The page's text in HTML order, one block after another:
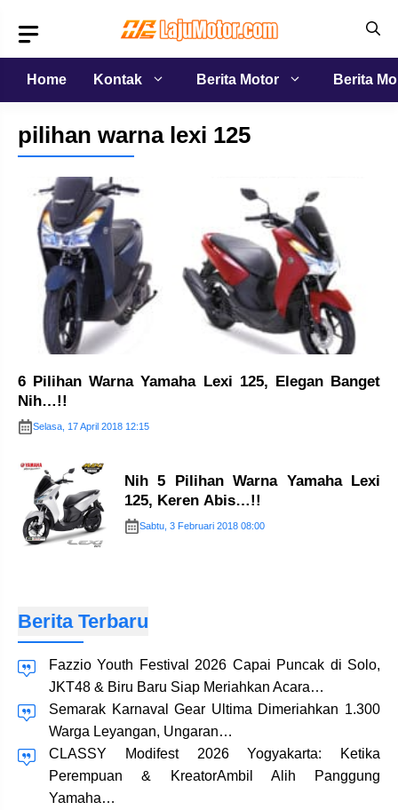
isi
Home
Kontak Berita Motor Berita
pilihan warna lexi 125
6 Pilihan Warna Yamaha Lexi 125, Elegan Banget
Nih…!!
Selasa, 17 April 2018 12:15
Nih 5 Pilihan Warna Yamaha Lexi
125, Keren Abis…!!
Sabtu, 3 Februari 2018 08:00
Berita Terbaru
Fazzio Youth Festival 2026 Capai Puncak di Solo,
JKT48 & Biru Baru Siap Meriahkan Acara…
Semarak Karnaval Gear Ultima Dimeriahkan 1.300
Warga Leyangan, Ungaran…
CLASSY Modifest 2026 Yogyakarta: Ketika
Perempuan & KreatorAmbil Alih Panggung
Yamaha…